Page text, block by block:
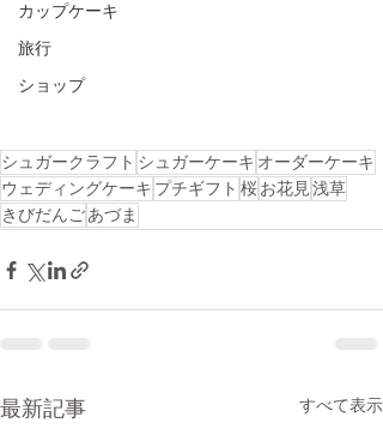
カップケーキ
旅行
ショップ
シュガークラフト シュガーケーキ オーダーケーキ
ウェディングケーキ プチギフト 桜お花見 浅草
きびだんごあづま
最新記事 すべて表示